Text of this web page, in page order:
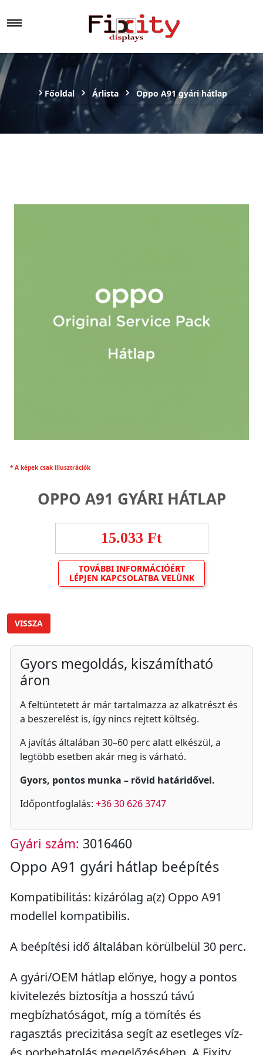
Főoldal Árlista Oppo A91 gyári hátlap
* A képek csak illusztrációk
OPPO A91 GYÁRI HÁTLAP
15.033 Ft
TOVÁBBI INFORMÁCIÓÉRT
LÉPJEN KAPCSOLATBA VELÜNK
VISSZA
Gyors megoldás, kiszámítható
áron
A feltüntetett ár már tartalmazza az alkatrészt és
a beszerelést is, így nincs rejtett költség.
A javítás általában 30–60 perc alatt elkészül, a
legtöbb esetben akár meg is várható.
Gyors, pontos munka – rövid határidővel.
Időpontfoglalás: +36 30 626 3747
Gyári szám: 3016460
Oppo A91 gyári hátlap beépítés
Kompatibilitás: kizárólag a(z) Oppo A91
modellel kompatibilis.
A beépítési idő általában körülbelül 30 perc.
A gyári/OEM hátlap előnye, hogy a pontos
kivitelezés biztosítja a hosszú távú
megbízhatóságot, míg a tömítés és
ragasztás precizitása segít az esetleges víz-